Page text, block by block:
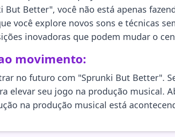
But Better", você não está apenas
você explore novos sons e técnicas
inovadoras que podem mudar o
movimento:
no futuro com "Sprunki But Better".
elevar seu jogo na produção musical.
na produção musical está